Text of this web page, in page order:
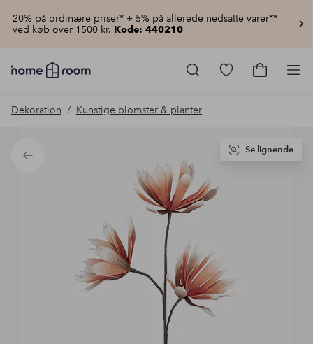
20% på ordinære priser* + 5% på allerede nedsatte varer**
ved køb over 1500 kr. Kode: 440210
Homeroom
–
hjemmet
pris
Gå
Gå
Dekoration Kunstige blomster & planter
Tilbage
Se lignende